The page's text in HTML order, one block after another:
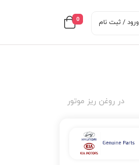
0 ورود / ثبت نام
در روغن ریز موتور